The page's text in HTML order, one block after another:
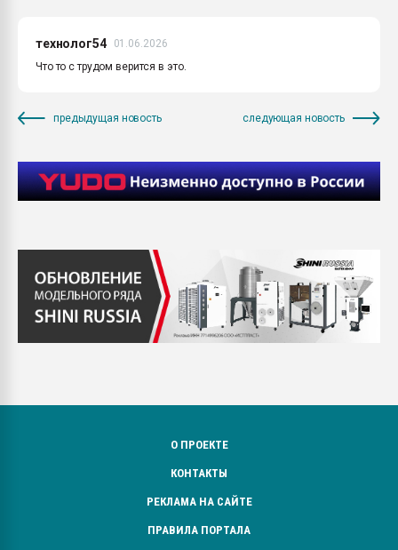
технолог54
01.06.2026
Что то с трудом верится в это.
предыдущая новость следующая новость
О ПРОЕКТЕ
КОНТАКТЫ
РЕКЛАМА НА САЙТЕ
ПРАВИЛА ПОРТАЛА